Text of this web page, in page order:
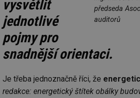
předseda
auditorů
vysvětlit
jednotlivé
pojmy pro
snadnější orientaci.
Je třeba jednoznačně říci, že
redakce: energetický štítek obálky